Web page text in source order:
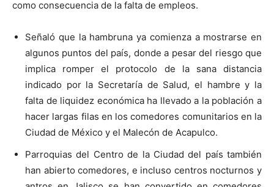
como consecuencia de la falta de empleos.
Señaló que la hambruna ya comienza a mostrarse en
algunos puntos del país, donde a pesar del riesgo que
implica romper el protocolo de la sana distancia
indicado por la Secretaría de Salud, el hambre y la
falta de liquidez económica ha llevado a la población a
hacer largas filas en los comedores comunitarios en la
Ciudad de México y el Malecón de Acapulco.
Parroquias del Centro de la Ciudad del país también
han abierto comedores, e incluso centros nocturnos y